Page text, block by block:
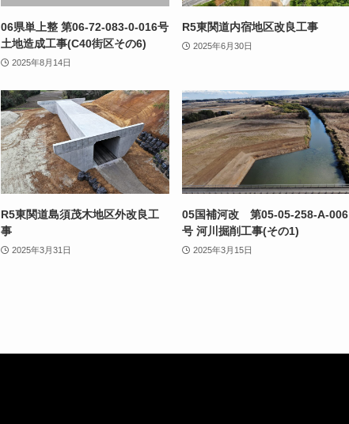
06県単上整 第06-72-083-0-016号
土地造成工事(C40街区その6)
2025年8月14日
R5東関道内宿地区改良工事
2025年6月30日
R5東関道島須茂木地区外改良工
事
2025年3月31日
05国補河改 第05-05-258-A-006
号 河川掘削工事(その1)
2025年3月15日